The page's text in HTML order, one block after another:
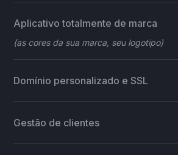
Aplicativo totalmente de marca
(as cores da sua marca, seu logotipo)
Domínio personalizado e SSL
Gestão de clientes